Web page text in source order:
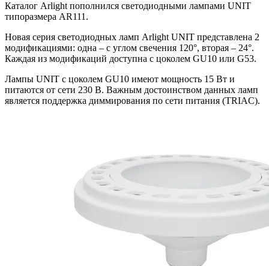
Каталог Arlight пополнился светодиодными лампами UNIT
типоразмера AR111.
Новая серия светодиодных ламп Arlight UNIT представлена 2
модификациями: одна – с углом свечения 120°, вторая – 24°.
Каждая из модификаций доступна с цоколем GU10 или G53.
Лампы UNIT с цоколем GU10 имеют мощность 15 Вт и
питаются от сети 230 В. Важным достоинством данных ламп
является поддержка диммирования по сети питания (TRIAC).